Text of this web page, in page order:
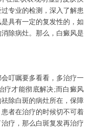
专业的检测，深入了解患
具有一定的复发性的，如
除病灶。那么，白癜风是
叮嘱要多看看，多治疗一
疗才能彻底解决;而白癜风
除白斑的病灶所在，保障
者在治疗的时候切不可着
疗，那么白斑复发再治疗